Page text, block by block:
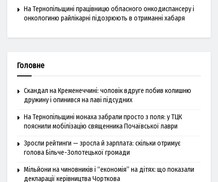
На Тернопільщині працівницю обласного онкодиспансеру і
онкологиню райлікарні підозрюють в отриманні хабаря
Головне
Скандал на Кременеччині: чоловік вдруге побив колишню
дружину і опинився на лаві підсудних
На Тернопільщині монаха забрали просто з поля: у ТЦК
пояснили мобілізацію священника Почаївської лаври
Зросли рейтинги — зросла й зарплата: скільки отримує
голова Більче-Золотецької громади
Мільйони на чиновників і “економія” на дітях: що показали
декларації керівництва Чорткова